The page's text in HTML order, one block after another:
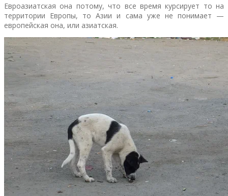
Евроазиатская она потому, что все время курсирует то на
территории Европы, то Азии и сама уже не понимает —
европейская она, или азиатская.